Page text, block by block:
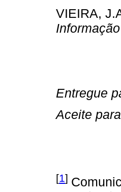
VIEIRA,
Informação
Entregue
Aceite
[1]